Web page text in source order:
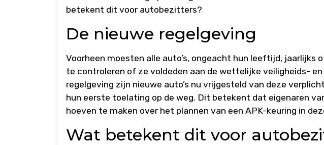
betekent dit voor autobezitters?
De nieuwe regelgeving
Voorheen moesten alle auto’s, ongeacht hun leeftijd, jaarlijks
te controleren of ze voldeden aan de wettelijke veiligheids-
regelgeving zijn nieuwe auto’s nu vrijgesteld van deze
hun eerste toelating op de weg. Dit betekent dat eigenaren
hoeven te maken over het plannen van een APK-keuring in
Wat betekent dit voor